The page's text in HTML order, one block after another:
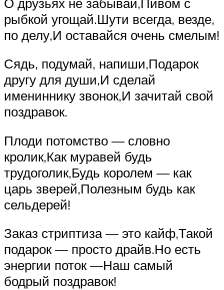
рыбкой угощай.Шути всегда, везде,
по делу,И оставайся очень смелым!
Сядь, подумай, напиши,Подарок
другу для души,И сделай
имениннику звонок,И зачитай свой
поздравок.
Плоди потомство — словно
кролик,Как муравей будь
трудоголик,Будь королем — как
царь зверей,Полезным будь как
сельдерей!
Заказ стриптиза — это кайф,Такой
подарок — просто драйв.Но есть
энергии поток —Наш самый
бодрый поздравок!